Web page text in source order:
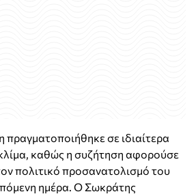
πραγματοποιήθηκε σε ιδιαίτερα
καθώς η συζήτηση αφορούσε
πολιτικό προσανατολισμό του
ημέρα. Ο Σωκράτης